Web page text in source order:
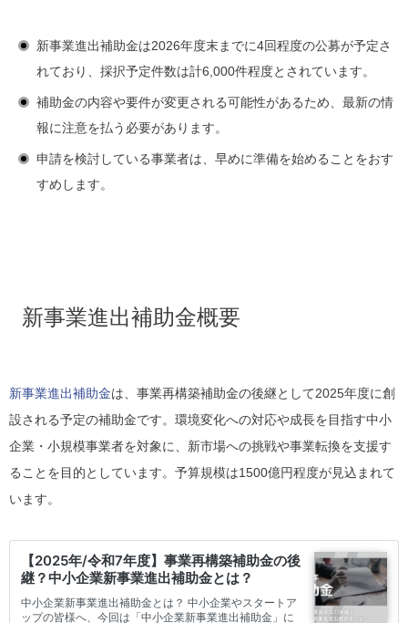
新事業進出補助金は2026年度末までに4回程度の公募が予定さ
れており、採択予定件数は計6,000件程度とされています。
補助金の内容や要件が変更される可能性があるため、最新の情
報に注意を払う必要があります。
申請を検討している事業者は、早めに準備を始めることをおす
すめします。
新事業進出補助金概要
新事業進出補助金は、事業再構築補助金の後継として2025年度に創
設される予定の補助金です。環境変化への対応や成長を目指す中小
企業・小規模事業者を対象に、新市場への挑戦や事業転換を支援す
ることを目的としています。予算規模は1500億円程度が見込まれて
います。